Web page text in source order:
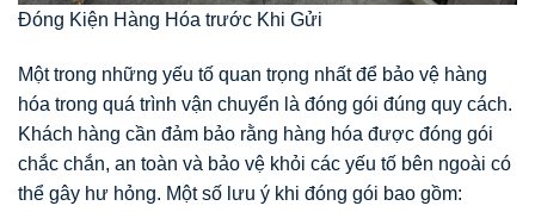
Đóng Kiện Hàng Hóa trước Khi Gửi
Một trong những yếu tố quan trọng nhất để bảo vệ hàng
hóa trong quá trình vận chuyển là đóng gói đúng quy cách.
Khách hàng cần đảm bảo rằng hàng hóa được đóng gói
chắc chắn, an toàn và bảo vệ khỏi các yếu tố bên ngoài có
thể gây hư hỏng. Một số lưu ý khi đóng gói bao gồm: